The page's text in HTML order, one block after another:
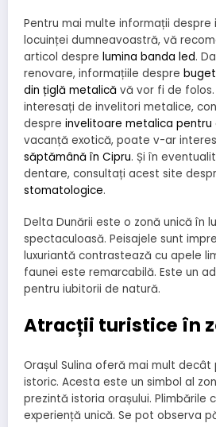
Pentru mai multe informații despre
locuinței dumneavoastră, vă
articol despre lumina banda led.
renovare, informațiile despre
din țiglă metalică vă vor fi de
interesați de invelitori metalice,
despre invelitoare metalica pentru
vacanță exotică, poate v-ar
săptămână în Cipru. Și în
dentare, consultați acest site
stomatologice.
Delta Dunării este o zonă unică în
spectaculoasă. Peisajele sunt
luxuriantă contrastează cu apele
faunei este remarcabilă. Este un
pentru iubitorii de natură.
Atracții turistice în
Orașul Sulina oferă mai mult decât
istoric. Acesta este un simbol al
prezintă istoria orașului. Plimbările
experiență unică. Se pot observa